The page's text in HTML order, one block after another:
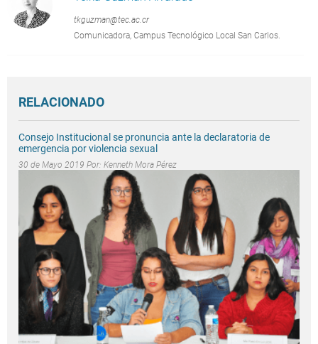
tkguzman@tec.ac.cr
Comunicadora, Campus Tecnológico Local San Carlos.
RELACIONADO
Consejo Institucional se pronuncia ante la declaratoria de
emergencia por violencia sexual
30 de Mayo 2019 Por: Kenneth Mora Pérez